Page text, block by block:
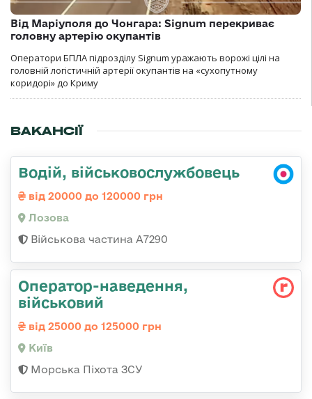
Від Маріуполя до Чонгара: Signum перекриває
головну артерію окупантів
Оператори БПЛА підрозділу Signum уражають ворожі цілі на
головній логістичній артерії окупантів на «сухопутному
коридорі» до Криму
ВАКАНСІЇ
Водій, військовослужбовець
від 20000 до 120000 грн
Лозова
Військова частина А7290
Оператор-наведення,
військовий
від 25000 до 125000 грн
Київ
Морська Піхота ЗСУ